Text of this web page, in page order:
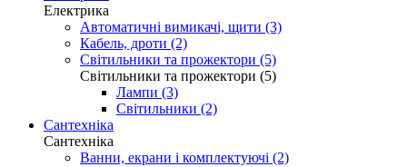
Електрика
Автоматичні вимикачі, щити (3)
Кабель, дроти (2)
Світильники та прожектори (5)
Світильники та прожектори (5)
Лампи (3)
Світильники (2)
Сантехніка
Сантехніка
Ванни, екрани і комплектуючі (2)